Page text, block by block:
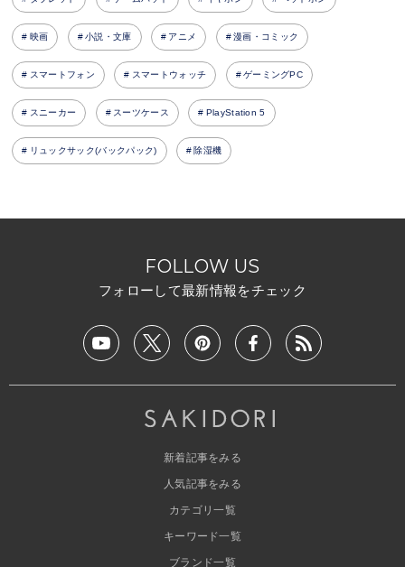
映画 小説・文庫 アニメ 漫画・コミック
スマートフォン スマートウォッチ ゲーミングPC
スニーカー スーツケース PlayStation 5
リュックサック(バックパック) 除湿機
FOLLOW US
フォローして最新情報をチェック
新着記事をみる
人気記事をみる
カテゴリ一覧
キーワード一覧
ブランド一覧